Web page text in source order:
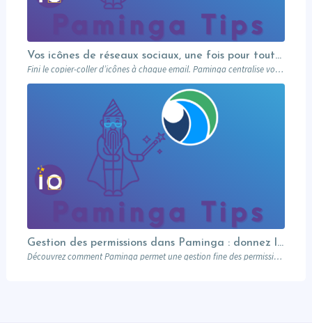
Vos icônes de réseaux sociaux, une fois pour toutes
Fini le copier-coller d’icônes à chaque email. Paminga centralise vos profils sociaux et les met à disposition de toute l’équipe via un élément dédié. Découvrez comment en 5 minutes.
Gestion des permissions dans Paminga : donnez les bons droits aux bonnes personnes
Découvrez comment Paminga permet une gestion fine des permissions : rôles, équipes, workspaces et contrôle au niveau des champs. Sécurisez votre marketing automation.